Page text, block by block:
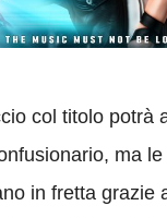
col titolo potrà
ma
in fretta grazie